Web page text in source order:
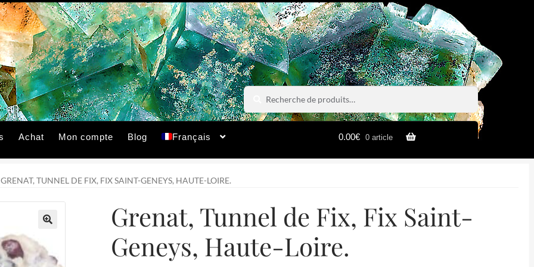
Recherche
pour :
Recherche
Achat Mon compte Blog Français 0.00€ 0 article
GRENAT, TUNNEL DE FIX, FIX SAINT-GENEYS, HAUTE-LOIRE.
Grenat, Tunnel de Fix, Fix Saint-
Geneys, Haute-Loire.